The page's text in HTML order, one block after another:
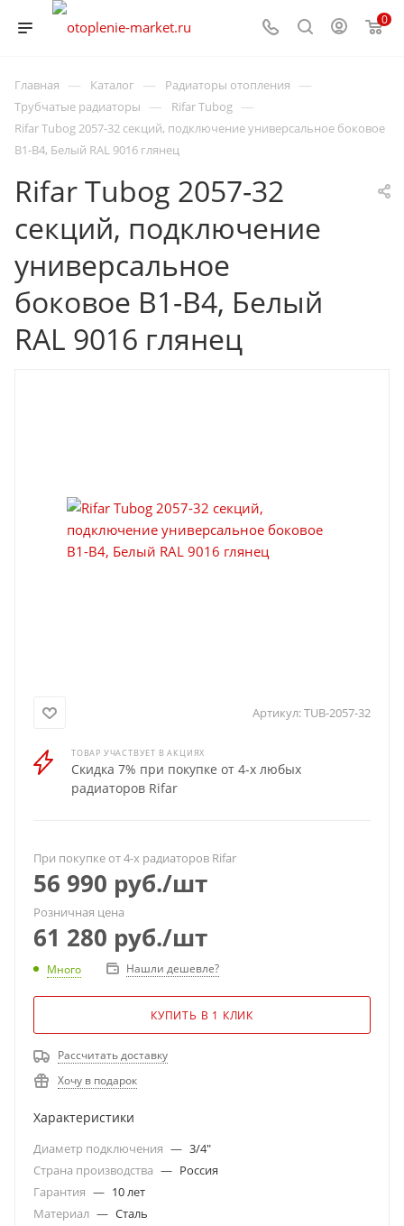
0
Главная — Каталог — Радиаторы отопления —
Трубчатые радиаторы — Rifar Tubog —
Rifar Tubog 2057-32 секций, подключение универсальное боковое
B1-B4, Белый RAL 9016 глянец
Rifar Tubog 2057-32
секций, подключение
универсальное
боковое B1-B4, Белый
RAL 9016 глянец
Артикул:TUB-2057-32
ТОВАР УЧАСТВУЕТ В АКЦИЯХ
Скидка 7% при покупке от 4-х любых
радиаторов Rifar
При покупке от 4-х радиаторов Rifar
56 990 руб./шт
Розничная цена
61 280 руб./шт
Много Нашли дешевле?
КУПИТЬ В 1 КЛИК
Рассчитать доставку
Хочу в подарок
Характеристики
Диаметр подключения — 3/4"
Страна производства — Россия
Гарантия — 10 лет
Материал — Сталь